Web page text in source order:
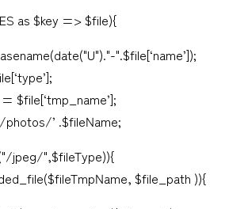
as $key => $file){
".$file[‘name’]);
$file[‘tmp_name’];
’ .$fileName;
jpeg/",$fileType)){
$file_path )){